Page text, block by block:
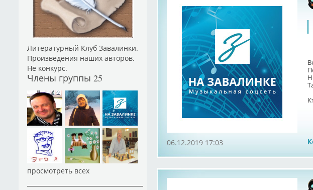
Литературный Клуб Завалинки.
Произведения наших авторов.
Не конкурс.
Члены группы 25
просмотреть всех
06.12.2019 17:03